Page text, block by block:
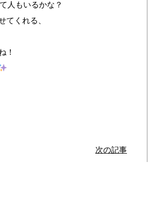
て人もいるかな？
てくれる、
！
次の記事